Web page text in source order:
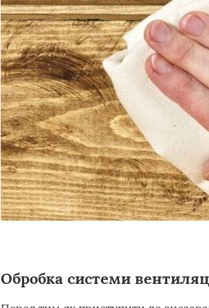
Обробка системи